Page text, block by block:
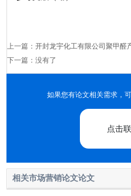
上一篇：开封龙宇化工有限公司聚甲醛
下一篇：没有了
如果您有论文相关需求，
点击
相关市场营销论文论文